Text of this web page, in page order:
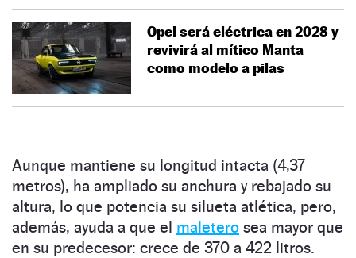
Opel será eléctrica en 2028 y
revivirá al mítico Manta
como modelo a pilas
Aunque mantiene su longitud intacta (4,37
metros), ha ampliado su anchura y rebajado su
altura, lo que potencia su silueta atlética, pero,
además, ayuda a que el maletero sea mayor que
en su predecesor: crece de 370 a 422 litros.